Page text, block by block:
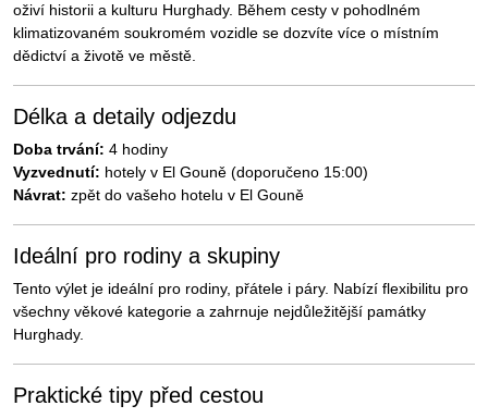
oživí historii a kulturu Hurghady. Během cesty v pohodlném
klimatizovaném soukromém vozidle se dozvíte více o místním
dědictví a životě ve městě.
Délka a detaily odjezdu
Doba trvání: 4 hodiny
Vyzvednutí: hotely v El Gouně (doporučeno 15:00)
Návrat: zpět do vašeho hotelu v El Gouně
Ideální pro rodiny a skupiny
Tento výlet je ideální pro rodiny, přátele i páry. Nabízí flexibilitu pro
všechny věkové kategorie a zahrnuje nejdůležitější památky
Hurghady.
Praktické tipy před cestou